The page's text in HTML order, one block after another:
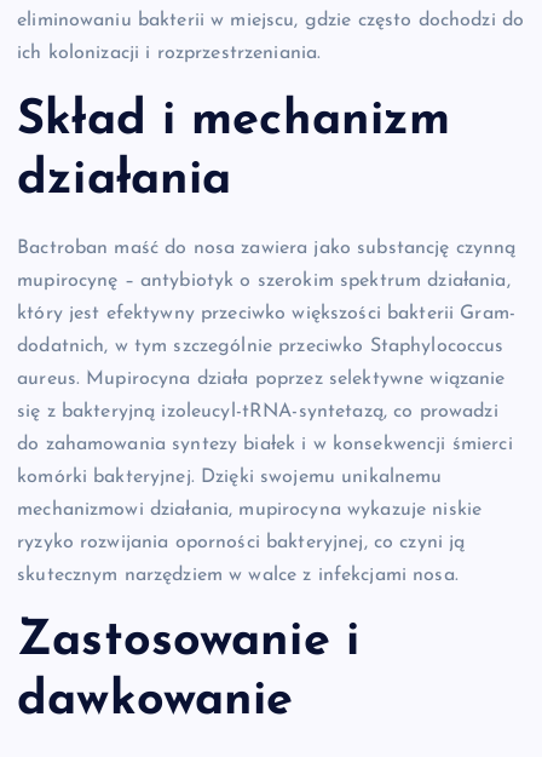
eliminowaniu bakterii w miejscu, gdzie często dochodzi do
ich kolonizacji i rozprzestrzeniania.
Skład i mechanizm
działania
Bactroban maść do nosa zawiera jako substancję czynną
mupirocynę – antybiotyk o szerokim spektrum działania,
który jest efektywny przeciwko większości bakterii Gram-
dodatnich, w tym szczególnie przeciwko Staphylococcus
aureus. Mupirocyna działa poprzez selektywne wiązanie
się z bakteryjną izoleucyl-tRNA-syntetazą, co prowadzi
do zahamowania syntezy białek i w konsekwencji śmierci
komórki bakteryjnej. Dzięki swojemu unikalnemu
mechanizmowi działania, mupirocyna wykazuje niskie
ryzyko rozwijania oporności bakteryjnej, co czyni ją
skutecznym narzędziem w walce z infekcjami nosa.
Zastosowanie i
dawkowanie